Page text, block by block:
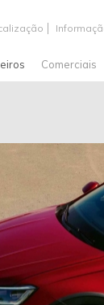
Comerciais